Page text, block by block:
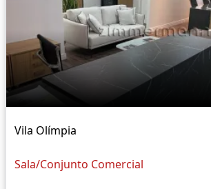
Vila Olímpia
Sala/Conjunto Comercial